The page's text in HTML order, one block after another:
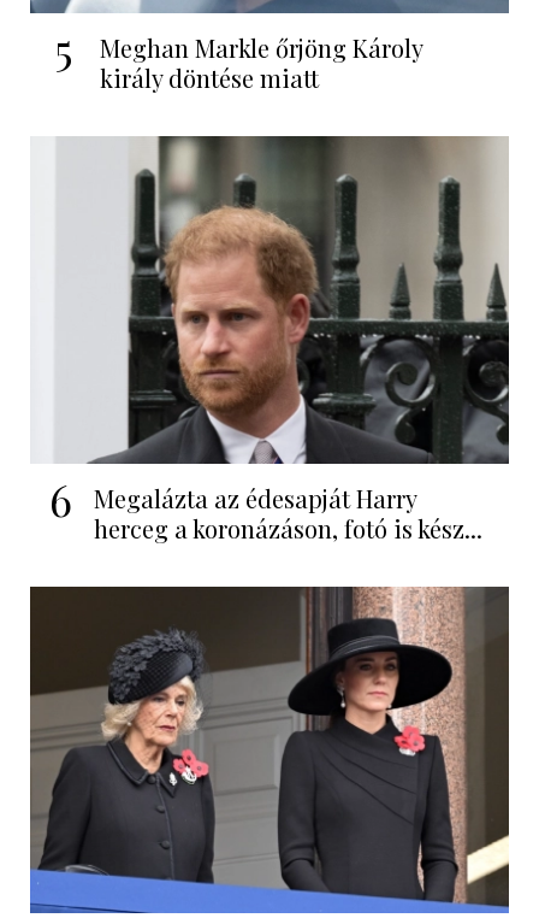
5
Meghan Markle őrjöng Károly
király döntése miatt
6
Megalázta az édesapját Harry
herceg a koronázáson, fotó is kész...